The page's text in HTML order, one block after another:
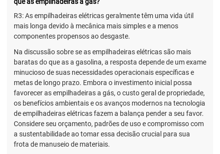
R3: As empilhadeiras elétricas geralmente têm uma vida útil
mais longa devido à mecânica mais simples e a menos
componentes propensos ao desgaste.
Na discussão sobre se as empilhadeiras elétricas são mais
baratas do que as a gasolina, a resposta depende de um exame
minucioso de suas necessidades operacionais específicas e
metas de longo prazo. Embora o investimento inicial possa
favorecer as empilhadeiras a gás, o custo geral de propriedade,
os benefícios ambientais e os avanços modernos na tecnologia
de empilhadeiras elétricas fazem a balança pender a seu favor.
Considere seu orçamento, padrões de uso e compromisso com
a sustentabilidade ao tomar essa decisão crucial para sua
frota de manuseio de materiais.